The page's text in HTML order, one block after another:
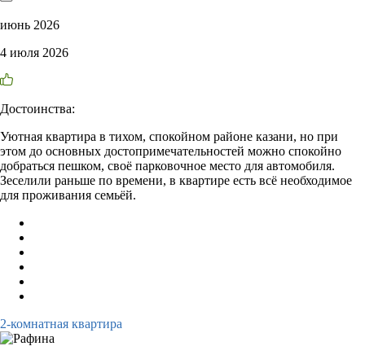
июнь 2026
4 июля 2026
Достоинства:
Уютная квартира в тихом, спокойном районе казани, но при
этом до основных достопримечательностей можно спокойно
добраться пешком, своё парковочное место для автомобиля.
Зеселили раньше по времени, в квартире есть всё необходимое
для проживания семьёй.
2-комнатная квартира